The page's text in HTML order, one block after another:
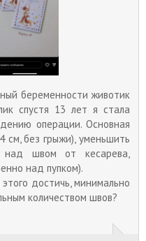
симптомы, лечение. Этому
данная статья. Диастаз
наиболее часто поражает
беременности животик
спустя 13 лет я стала
операции. Основная
см, без грыжи), уменьшить
швом от кесарева,
над пупком).
достичь, минимально
количеством швов?